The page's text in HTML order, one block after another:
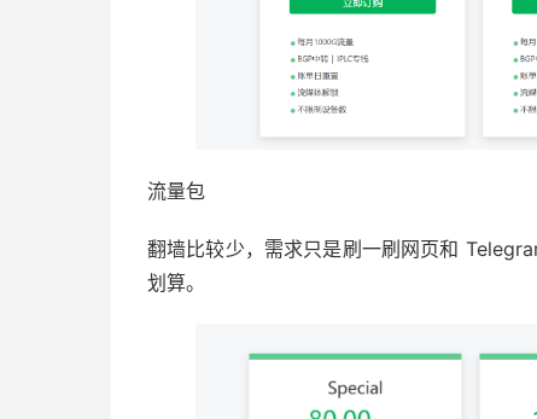
流量包
翻墙比较少，需求只是刷一刷网页和
划算。